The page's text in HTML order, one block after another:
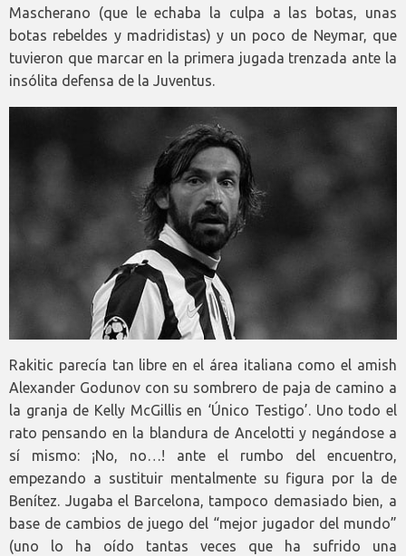
Mascherano (que le echaba la culpa a las botas, unas
botas rebeldes y madridistas) y un poco de Neymar, que
tuvieron que marcar en la primera jugada trenzada ante la
insólita defensa de la Juventus.
Rakitic parecía tan libre en el área italiana como el amish
Alexander Godunov con su sombrero de paja de camino a
la granja de Kelly McGillis en ‘Único Testigo’. Uno todo el
rato pensando en la blandura de Ancelotti y negándose a
sí mismo: ¡No, no…! ante el rumbo del encuentro,
empezando a sustituir mentalmente su figura por la de
Benítez. Jugaba el Barcelona, tampoco demasiado bien, a
base de cambios de juego del “mejor jugador del mundo”
(uno lo ha oído tantas veces que ha sufrido una